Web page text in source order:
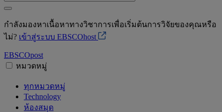
กำลังมองหาเนื้อหาทางวิชาการเพื่อเริ่มต้นการวิจัยของคุณหรือ
ไม่? เข้าสู่ระบบ EBSCOhost
EBSCOpost
หมวดหมู่
ทุกหมวดหมู่
Technology
ห้องสมุด